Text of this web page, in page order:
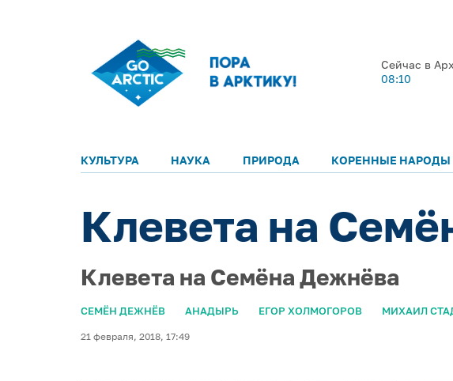
Сейчас в
08:10
КУЛЬТУРА НАУКА ПРИРОДА КОРЕННЫЕ НАРОДЫ
Клевета на
Клевета на Семёна Дежнёва
СЕМЁН ДЕЖНЁВ АНАДЫРЬ ЕГОР ХОЛМОГОРОВ МИХАИЛ
21 февраля, 2018, 17:49